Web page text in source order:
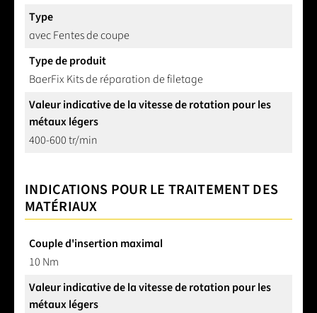
Type
avec Fentes de coupe
Type de produit
BaerFix Kits de réparation de filetage
Valeur indicative de la vitesse de rotation pour les
métaux légers
400-600 tr/min
INDICATIONS POUR LE TRAITEMENT DES
MATÉRIAUX
Couple d'insertion maximal
10 Nm
Valeur indicative de la vitesse de rotation pour les
métaux légers